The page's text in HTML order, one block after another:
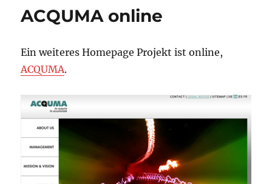
ACQUMA online
Ein weiteres Homepage Projekt ist online,
ACQUMA.